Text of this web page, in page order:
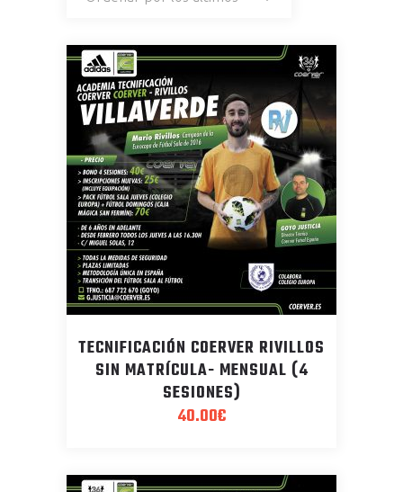
últimos
TECNIFICACIÓN COERVER RIVILLOS
SIN MATRÍCULA- MENSUAL (4
SESIONES)
40.00€